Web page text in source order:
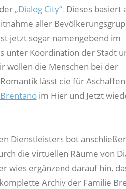
„Dialog City“. Dieses basiert
aller
jetzt sogar namengebend im
unter Koordination der Stadt
wollen die Menschen bei der
lässt die für
im Hier und Jetzt
Dienstleisters bot
die virtuellen Räume von
wies ergänzend darauf hin,
Archiv der Familie